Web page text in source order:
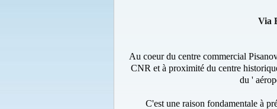
Via
Au coeur du centre commercial
CNR et à proximité du centre
du '
C'est une raison fondamentale à